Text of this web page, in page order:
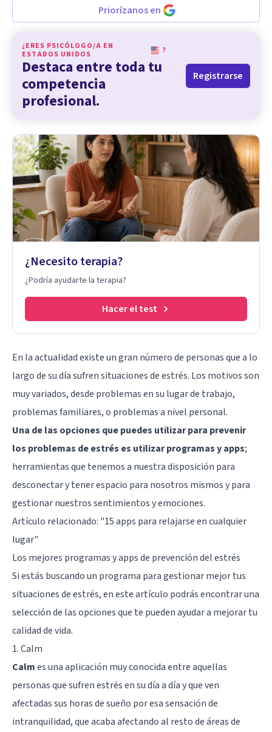
Priorízanos en
¿ERES PSICÓLOGO/A EN
ESTADOS UNIDOS
?
Destaca entre toda tu
competencia
profesional.
Registrarse
¿Necesito terapia?
¿Podría ayudarte la terapia?
Hacer el test
En la actualidad existe un gran número de personas que a lo
largo de su día sufren situaciones de estrés. Los motivos son
muy variados, desde problemas en su lugar de trabajo,
problemas familiares, o problemas a nivel personal.
Una de las opciones que puedes utilizar para prevenir
los problemas de estrés es utilizar programas y apps;
herramientas que tenemos a nuestra disposición para
desconectar y tener espacio para nosotros mismos y para
gestionar nuestros sentimientos y emociones.
Artículo relacionado: "15 apps para relajarse en cualquier
lugar"
Los mejores programas y apps de prevención del estrés
Si estás buscando un programa para gestionar mejor tus
situaciones de estrés, en este artículo podrás encontrar una
selección de las opciones que te pueden ayudar a mejorar tu
calidad de vida.
1. Calm
Calmes una aplicación muy conocida entre aquellas
personas que sufren estrés en su día a día y que ven
afectadas sus horas de sueño por esa sensación de
intranquilidad, que acaba afectando al resto de áreas de